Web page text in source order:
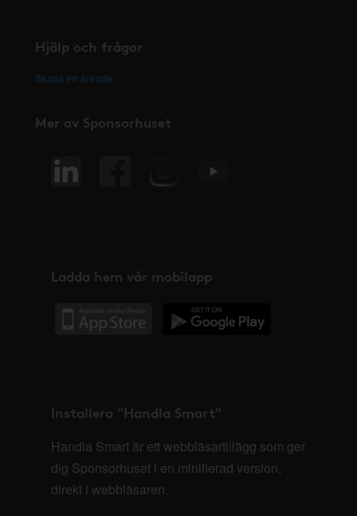
Hjälp och frågor
Skapa ett ärende
Mer av Sponsorhuset
Ladda hem vår mobilapp
Installera "Handla Smart"
Handla Smart är ett webbläsartillägg som ger
dig Sponsorhuset i en minifierad version,
direkt i webbläsaren.